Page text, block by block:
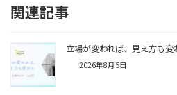
関連記事
立場が変われば、見え方も
2026年8月5日